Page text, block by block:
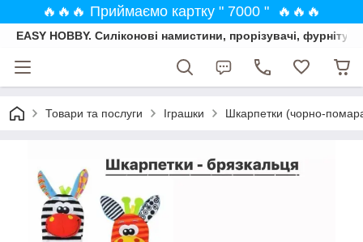
🔥🔥🔥 Приймаємо картку " 7000 " 🔥🔥🔥
EASY HOBBY. Силіконові намистини, прорізувачі,
Товари та послуги Іграшки Шкарпетки (чорно-